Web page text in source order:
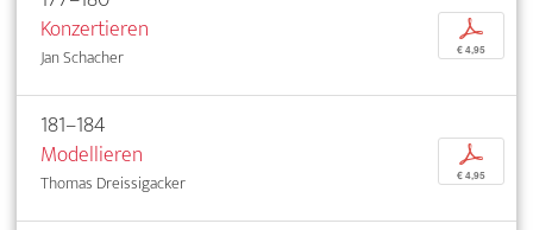
Konzertieren
Jan Schacher
p
€ 4,95
181–184
Modellieren
Thomas Dreissigacker
p
€ 4,95